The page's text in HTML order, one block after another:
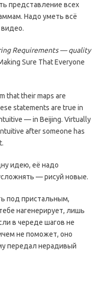
представление всех
Надо уметь всё
видео.
Requirements — quality
Sure That Everyone
that their maps are
statements are true in
— in Beijing. Virtually
after someone has
идею, её надо
— рисуй новые.
под пристальным,
нагенерирует, лишь
в череде шагов не
не поможет, оно
передал нерадивый